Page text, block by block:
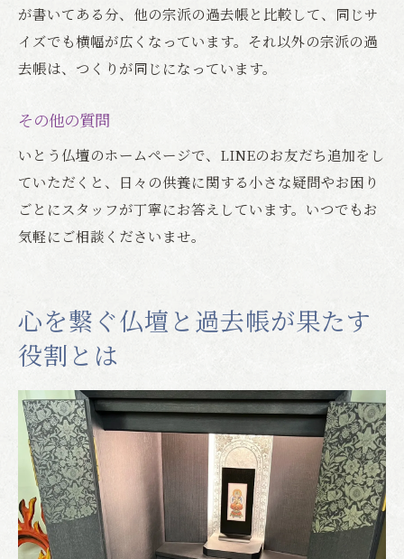
が書いてある分、他の宗派の過去帳と比較して、同じサ
イズでも横幅が広くなっています。それ以外の宗派の過
去帳は、つくりが同じになっています。
その他の質問
いとう仏壇のホームページで、LINEのお友だち追加をし
ていただくと、日々の供養に関する小さな疑問やお困り
ごとにスタッフが丁寧にお答えしています。いつでもお
気軽にご相談くださいませ。
心を繋ぐ仏壇と過去帳が果たす
役割とは